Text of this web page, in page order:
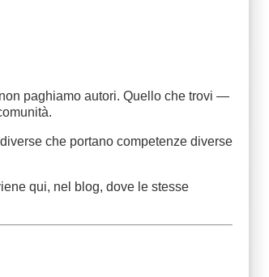
paghiamo autori. Quello che trovi —
che portano competenze diverse
qui, nel blog, dove le stesse